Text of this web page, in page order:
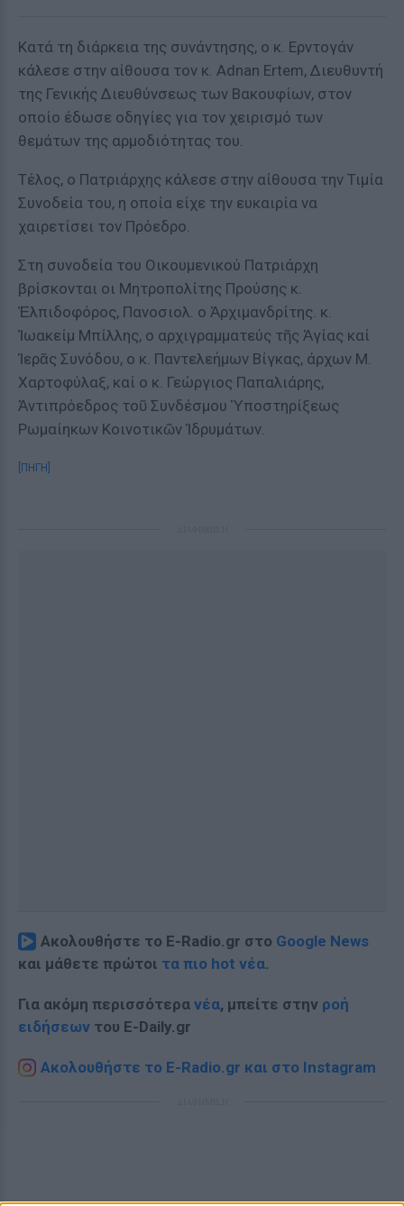
Κατά τη διάρκεια της συνάντησης, ο κ. Ερντογάν
κάλεσε στην αίθουσα τον κ. Adnan Ertem, Διευθυντή
της Γενικής Διευθύνσεως των Βακουφίων, στον
οποίο έδωσε οδηγίες για τον χειρισμό των
θεμάτων της αρμοδιότητας του.
Τέλος, ο Πατριάρχης κάλεσε στην αίθουσα την Τιμία
Συνοδεία του, η οποία είχε την ευκαιρία να
χαιρετίσει τον Πρόεδρο.
Στη συνοδεία του Οικουμενικού Πατριάρχη
βρίσκονται οι Μητροπολίτης Προύσης κ.
Ἐλπιδοφόρος, Πανοσιολ. ο Ἀρχιμανδρίτης. κ.
Ἰωακείμ Μπίλλης, ο αρχιγραμματεύς τῆς Ἁγίας καί
Ἱερᾶς Συνόδου, ο κ. Παντελεήμων Βίγκας, άρχων Μ.
Χαρτοφύλαξ, καί ο κ. Γεώργιος Παπαλιάρης,
Ἀντιπρόεδρος τοῦ Συνδέσμου Ὑποστηρίξεως
Ρωμαίηκων Κοινοτικῶν Ἱδρυμάτων.
[ΠΗΓΗ]
Ακολουθήστε το E-Radio.gr στο Google News
και μάθετε πρώτοι τα πιο hot νέα.
Για ακόμη περισσότερα νέα, μπείτε στην ροή
ειδήσεων του E-Daily.gr
Ακολουθήστε το E-Radio.gr και στο Instagram